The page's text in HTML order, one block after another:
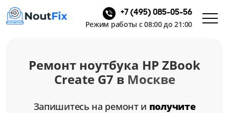
+7 (495) 085-05-56
Режим работы с 08:00 до 21:00
Ремонт ноутбука HP ZBook
Create G7 в Москве
Запишитесь на ремонт и получите